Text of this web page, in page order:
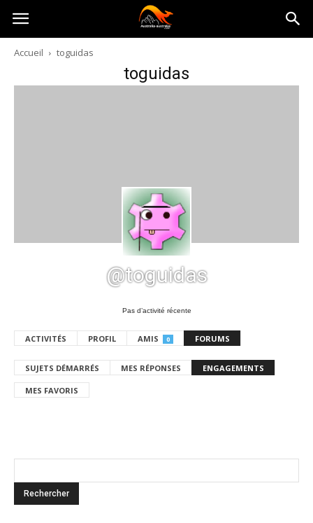
Australia-
australie.com
Accueil toguidas
toguidas
@toguidas
Pas d’activité récente
ACTIVITÉS PROFIL AMIS 0 FORUMS
SUJETS DÉMARRÉS MES RÉPONSES ENGAGEMENTS
MES FAVORIS